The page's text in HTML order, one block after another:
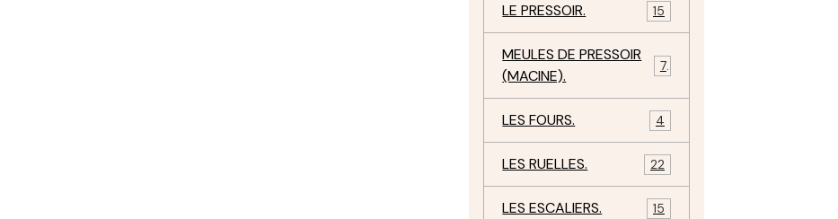
LE PRESSOIR. 15
MEULES DE PRESSOIR
(MACINE).
7
LES FOURS. 4
LES RUELLES. 22
LES ESCALIERS. 15